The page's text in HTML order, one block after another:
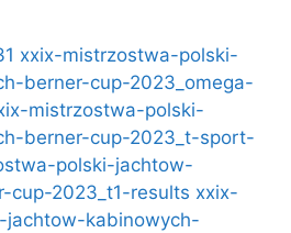
xxix-mistrzostwa-polski-
berner-cup-2023_omega-
mistrzostwa-polski-
berner-cup-2023_t-sport-
polski-jachtow-
cup-2023_t1-results xxix-
jachtow-kabinowych-